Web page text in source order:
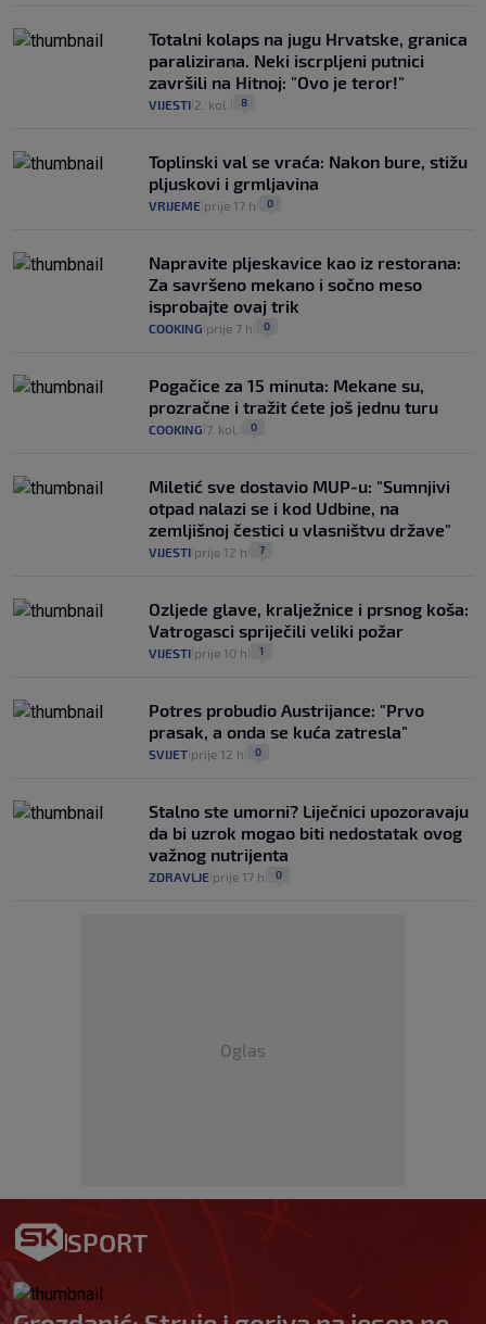
Totalni kolaps na jugu Hrvatske, granica
paralizirana. Neki iscrpljeni putnici
završili na Hitnoj: "Ovo je teror!"
VIJESTI 2. kol. 8
Toplinski val se vraća: Nakon bure, stižu
pljuskovi i grmljavina
VRIJEME prije 17 h 0
Napravite pljeskavice kao iz restorana:
Za savršeno mekano i sočno meso
isprobajte ovaj trik
COOKING prije 7 h 0
Pogačice za 15 minuta: Mekane su,
prozračne i tražit ćete još jednu turu
COOKING 7. kol. 0
Miletić sve dostavio MUP-u: "Sumnjivi
otpad nalazi se i kod Udbine, na
zemljišnoj čestici u vlasništvu države"
VIJESTI prije 12 h 7
Ozljede glave, kralježnice i prsnog koša:
Vatrogasci spriječili veliki požar
VIJESTI prije 10 h 1
Potres probudio Austrijance: "Prvo
prasak, a onda se kuća zatresla"
SVIJET prije 12 h 0
Stalno ste umorni? Liječnici upozoravaju
da bi uzrok mogao biti nedostatak ovog
važnog nutrijenta
ZDRAVLJE prije 17 h 0
Oglas
SPORT